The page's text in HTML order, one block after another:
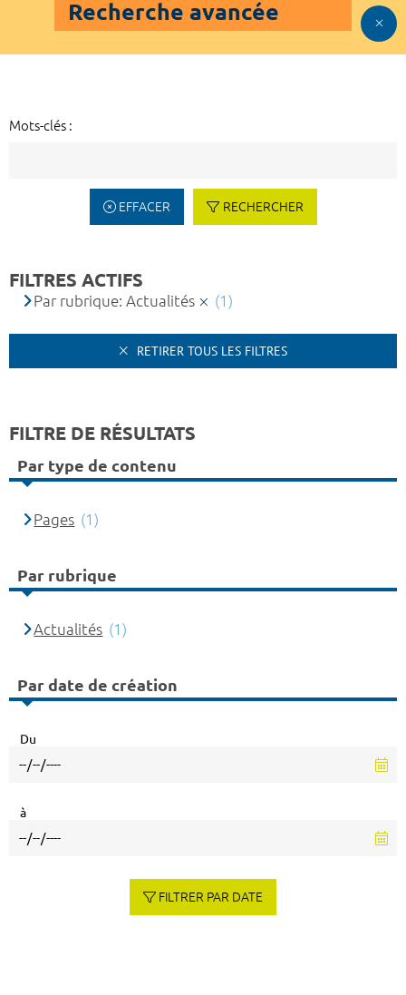
Recherche avancée
Mots-clés :
EFFACER RECHERCHER
FILTRES ACTIFS
Par rubrique: Actualités (1)
RETIRER TOUS LES FILTRES
FILTRE DE RÉSULTATS
Par type de contenu
Pages (1)
Par rubrique
Actualités (1)
Par date de création
Du
à
FILTRER PAR DATE